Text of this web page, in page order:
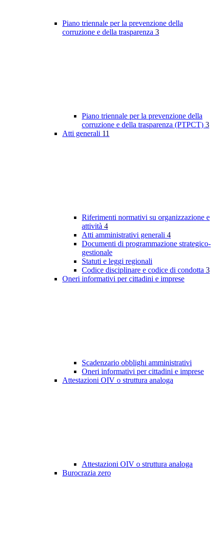
Piano triennale per la prevenzione della
corruzione e della trasparenza 3
Piano triennale per la prevenzione della
corruzione e della trasparenza (PTPCT) 3
Atti generali 11
Riferimenti normativi su organizzazione e
attività 4
Atti amministrativi generali 4
Documenti di programmazione strategico-
gestionale
Statuti e leggi regionali
Codice disciplinare e codice di condotta 3
Oneri informativi per cittadini e imprese
Scadenzario obblighi amministrativi
Oneri informativi per cittadini e imprese
Attestazioni OIV o struttura analoga
Attestazioni OIV o struttura analoga
Burocrazia zero